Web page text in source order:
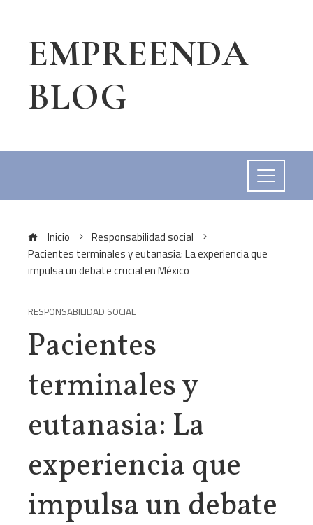
EMPREENDA
BLOG
Inicio
Responsabilidad social
Pacientes terminales y eutanasia: La experiencia que
impulsa un debate crucial en México
RESPONSABILIDAD SOCIAL
Pacientes
terminales y
eutanasia: La
experiencia que
impulsa un debate